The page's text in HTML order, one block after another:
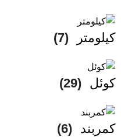
کیلومتر (7)
کوئل (29)
کمربند (6)